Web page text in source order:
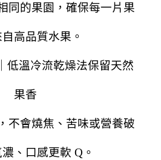
同的果園，確保每一片果
高品質水果。
低溫冷流乾燥法保留天然
果香
不會燒焦、苦味或營養破
、口感更軟 Q。